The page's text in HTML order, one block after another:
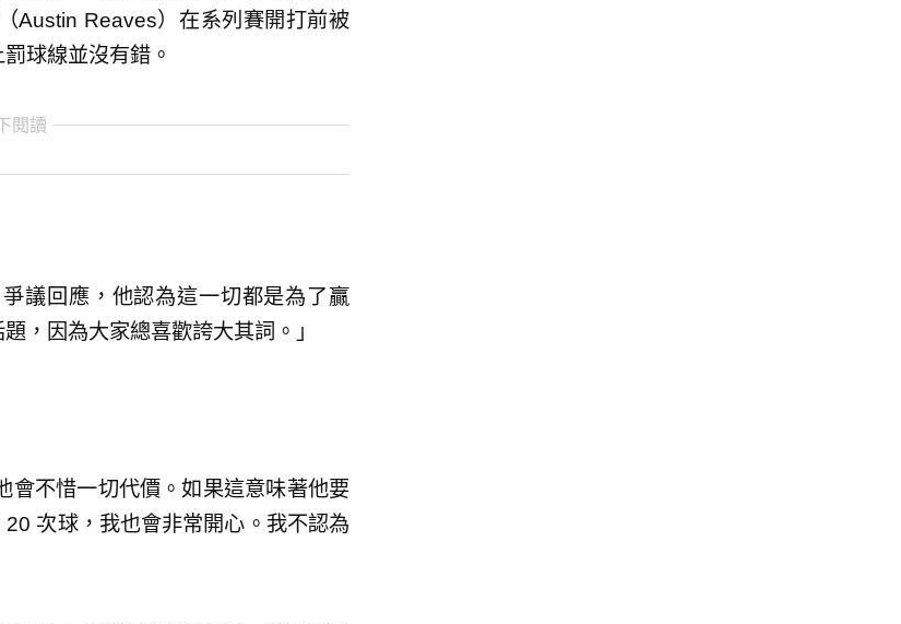
Austin Reaves）在系列賽開打前被
球線並沒有錯。
閱讀
議回應，他認為這一切都是為了贏
，因為大家總喜歡誇大其詞。」
會不惜一切代價。如果這意味著他要
次球，我也會非常開心。我不認為